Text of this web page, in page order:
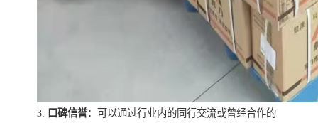
3. 口碑信誉：可以通过行业内的同行交流或曾经合作的